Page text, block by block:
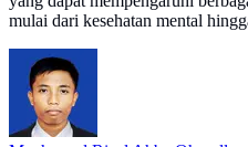
mulai dari kesehatan mental